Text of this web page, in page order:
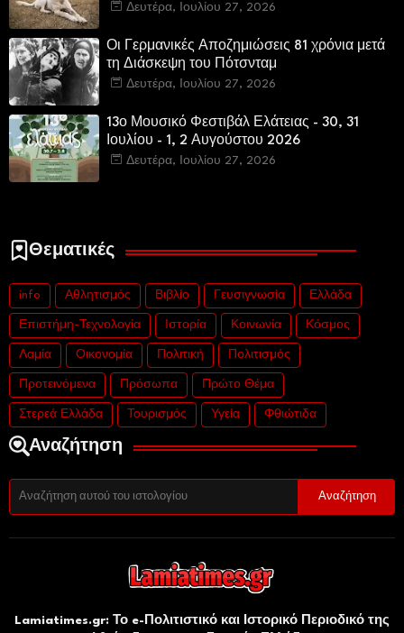
Δευτέρα, Ιουλίου 27, 2026
Οι Γερμανικές Αποζημιώσεις 81 χρόνια μετά
τη Διάσκεψη του Πότσνταμ
Δευτέρα, Ιουλίου 27, 2026
13ο Μουσικό Φεστιβάλ Ελάτειας - 30, 31
Ιουλίου - 1, 2 Αυγούστου 2026
Δευτέρα, Ιουλίου 27, 2026
Θεματικές
info Αθλητισμός Βιβλίο Γευσιγνωσία Ελλάδα
Επιστήμη-Τεχνολογία Ιστορία Κοινωνία Κόσμος
Λαμία Οικονομία Πολιτική Πολιτισμός
Προτεινόμενα Πρόσωπα Πρώτο Θέμα
Στερεά Ελλάδα Τουρισμός Υγεία Φθιώτιδα
Αναζήτηση
Lamiatimes.gr: Το e-Πολιτιστικό και Ιστορικό Περιοδικό της